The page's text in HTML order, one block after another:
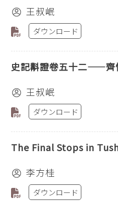
王叔岷
ダウンロード
史記斠證卷五十二——齊
王叔岷
ダウンロード
The Final Stops in
李方桂
ダウンロード